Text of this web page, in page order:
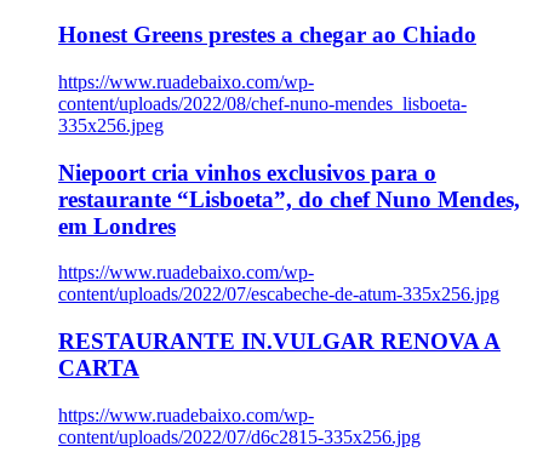
Honest Greens prestes a chegar ao Chiado
https://www.ruadebaixo.com/wp-
content/uploads/2022/08/chef-nuno-mendes_lisboeta-
335x256.jpeg
Niepoort cria vinhos exclusivos para o
restaurante “Lisboeta”, do chef Nuno Mendes,
em Londres
https://www.ruadebaixo.com/wp-
content/uploads/2022/07/escabeche-de-atum-335x256.jpg
RESTAURANTE IN.VULGAR RENOVA A
CARTA
https://www.ruadebaixo.com/wp-
content/uploads/2022/07/d6c2815-335x256.jpg